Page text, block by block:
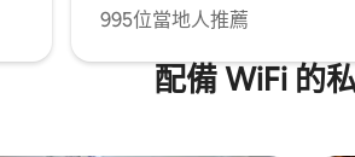
995位當地人推薦
配備 WiFi 的